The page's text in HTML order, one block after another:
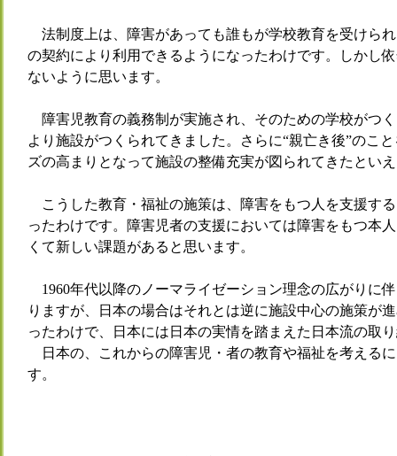
法制度上は、障害があっても誰もが学校教育を受けら
の契約により利用できるようになったわけです。しかし
ないように思います。
障害児教育の義務制が実施され、そのための学校がつ
より施設がつくられてきました。さらに“親亡き後”のこ
ズの高まりとなって施設の整備充実が図られてきたとい
こうした教育・福祉の施策は、障害をもつ人を支援す
ったわけです。障害児者の支援においては障害をもつ本
くて新しい課題があると思います。
1960年代以降のノーマライゼーション理念の広がりに
りますが、日本の場合はそれとは逆に施設中心の施策が
ったわけで、日本には日本の実情を踏まえた日本流の取
日本の、これからの障害児・者の教育や福祉を考える
す。